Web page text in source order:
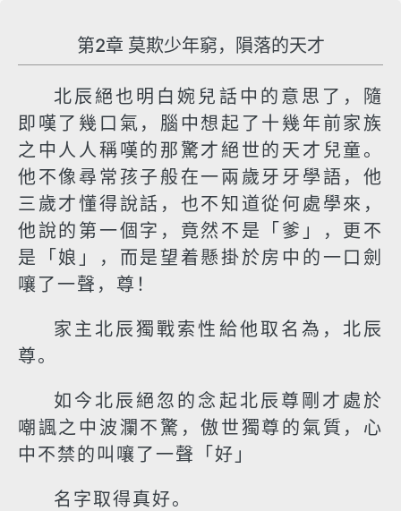
第2章 莫欺少年窮，隕落的天才
北辰絕也明白婉兒話中的意思了，隨
即嘆了幾口氣，腦中想起了十幾年前家族
之中人人稱嘆的那驚才絕世的天才兒童。
他不像尋常孩子般在一兩歲牙牙學語，他
三歲才懂得說話，也不知道從何處學來，
他說的第一個字，竟然不是「爹」，更不
是「娘」，而是望着懸掛於房中的一口劍
嚷了一聲，尊！
家主北辰獨戰索性給他取名為，北辰
尊。
如今北辰絕忽的念起北辰尊剛才處於
嘲諷之中波瀾不驚，傲世獨尊的氣質，心
中不禁的叫嚷了一聲「好」
名字取得真好。